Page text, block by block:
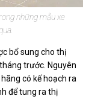
những mẫu xe
bổ sung cho thị
trước. Nguyên
có kế hoạch ra
để tung ra thị